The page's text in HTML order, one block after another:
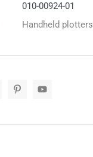
010-00924-01
Handheld plotters